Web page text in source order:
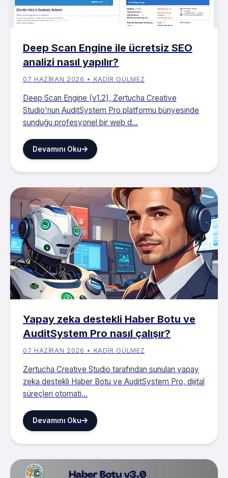
Deep Scan Engine ile ücretsiz SEO
analizi nasıl yapılır?
07 HAZIRAN 2026 • KADIR GÜLMEZ
Deep Scan Engine (v1.2), Zertucha Creative
Studio'nun AuditSystem Pro platformu bünyesinde
sunduğu profesyonel bir web d...
Devamını Oku
Yapay zeka destekli Haber Botu ve
AuditSystem Pro nasıl çalışır?
07 HAZIRAN 2026 • KADIR GÜLMEZ
Zertucha Creative Studio tarafından sunulan yapay
zeka destekli Haber Botu ve AuditSystem Pro, dijital
süreçleri otomati...
Devamını Oku